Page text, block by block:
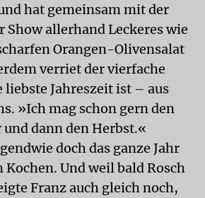
hat gemeinsam mit der
Show allerhand Leckeres wie
Orangen-Olivensalat
verriet der vierfache
liebste Jahreszeit ist – aus
»Ich mag schon gern den
dann den Herbst.«
doch das ganze Jahr
Und weil bald Rosch
Franz auch gleich noch,